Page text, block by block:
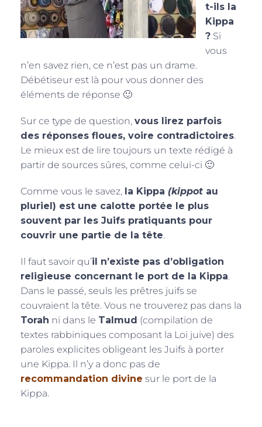
t-ils la
Kippa
? Si
vous
n’en savez rien, ce n’est pas un drame.
Débétiseur est là pour vous donner des
éléments de réponse 🙂
Sur ce type de question, vous lirez parfois
des réponses floues, voire contradictoires.
Le mieux est de lire toujours un texte rédigé à
partir de sources sûres, comme celui-ci 🙂
Comme vous le savez, la Kippa (kippot au
pluriel) est une calotte portée le plus
souvent par les Juifs pratiquants pour
couvrir une partie de la tête.
Il faut savoir qu’il n’existe pas d’obligation
religieuse concernant le port de la Kippa.
Dans le passé, seuls les prêtres juifs se
couvraient la tête. Vous ne trouverez pas dans la
Torah ni dans le Talmud (compilation de
textes rabbiniques composant la Loi juive) des
paroles explicites obligeant les Juifs à porter
une Kippa. Il n’y a donc pas de
recommandation divine sur le port de la
Kippa.